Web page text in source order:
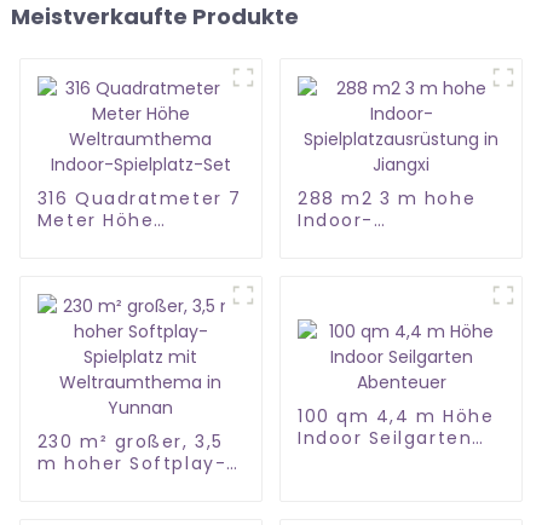
Meistverkaufte Produkte
316 Quadratmeter 7
Meter Höhe
288 m2 3 m hohe
Indoor-
230 m² großer, 3,5
m hoher Softplay-
100 qm 4,4 m Höhe
Indoor Seilgarten